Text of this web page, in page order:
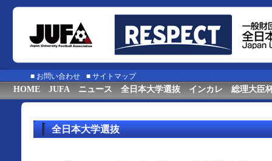
■ お問い合わせ ■ サイトマップ
HOME JUFA ニュース 全日本大学選抜 インカレ 総理大臣
全日本大学選抜